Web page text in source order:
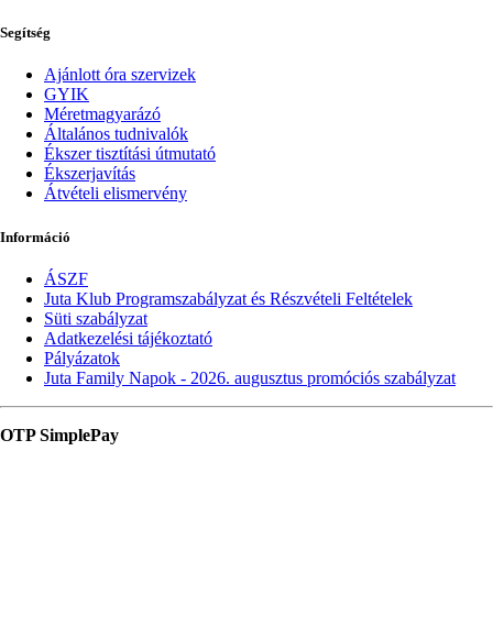
Segítség
Ajánlott óra szervizek
GYIK
Méretmagyarázó
Általános tudnivalók
Ékszer tisztítási útmutató
Ékszerjavítás
Átvételi elismervény
Információ
ÁSZF
Juta Klub Programszabályzat és Részvételi Feltételek
Süti szabályzat
Adatkezelési tájékoztató
Pályázatok
Juta Family Napok - 2026. augusztus promóciós szabályzat
OTP SimplePay